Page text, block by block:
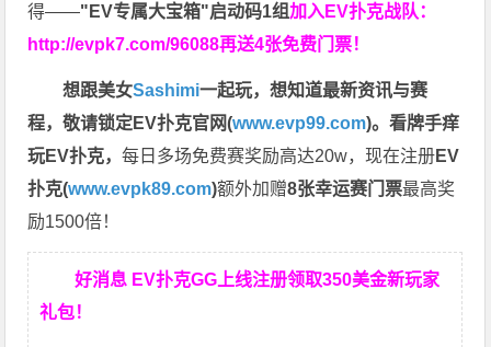
得——"EV专属大宝箱"启动码1组加入EV扑克战队：
http://evpk7.com/96088再送4张免费门票！
想跟美女Sashimi一起玩，想知道最新资讯与赛
程，敬请锁定EV扑克官网(www.evp99.com)。看牌手痒
玩EV扑克，每日多场免费赛奖励高达20w，现在注册EV
扑克(www.evpk89.com)额外加赠8张幸运赛门票最高奖
励1500倍！
好消息 EV扑克GG上线注册领取350美金新玩家
礼包！